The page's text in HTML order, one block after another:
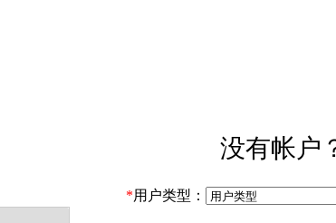
没有帐户
*用户类型：